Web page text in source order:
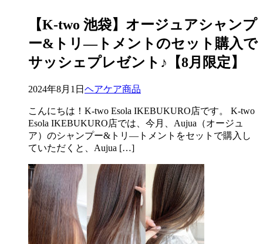
【K-two 池袋】オージュアシャンプ
ー&トリ―トメントのセット購入で
サッシェプレゼント♪【8月限定】
2024年8月1日 ヘアケア商品
こんにちは！K-two Esola IKEBUKURO店です。 K-two
Esola IKEBUKURO店では、今月、Aujua（オージュ
ア）のシャンプー&トリ―トメントをセットで購入し
ていただくと、Aujua […]